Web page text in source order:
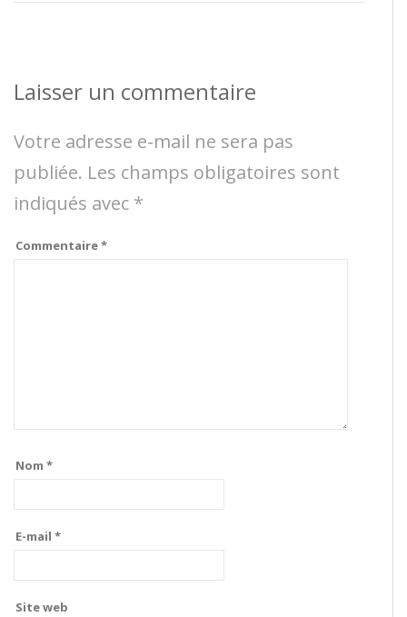
Laisser un commentaire
Votre adresse e-mail ne sera pas
publiée. Les champs obligatoires sont
indiqués avec *
Commentaire*
Nom *
E-mail *
Site web